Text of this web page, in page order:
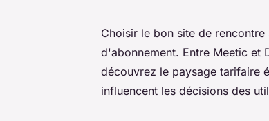
Choisir le bon site de
d'abonnement. Entre Meetic et
découvrez le paysage tarifaire
influencent les décisions des